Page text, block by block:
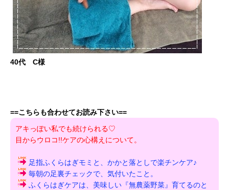
40代 C様
==こちらも合わせてお読み下さい==
アキっぽい私でも続けられる♡
目からウロコ!!ケアの心構えについて。
足指ふくらはぎモミと、かかと落としで楽チンケア♪
毎朝の足裏チェックで、気付いたこと。
ふくらはぎケアは、美味しい『無農薬野菜』育てるのと